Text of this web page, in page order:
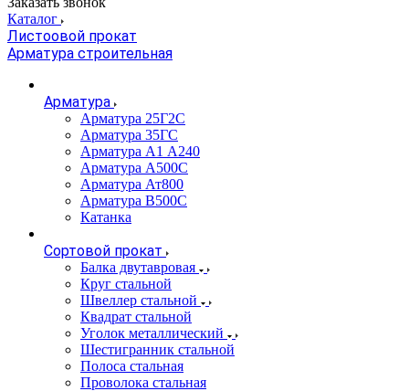
Каталог
Листоовой прокат
Арматура строительная
Арматура
Арматура 25Г2С
Арматура 35ГС
Арматура А1 А240
Арматура А500С
Арматура Ат800
Арматура В500С
Катанка
Сортовой прокат
Балка двутавровая
Круг стальной
Швеллер стальной
Квадрат стальной
Уголок металлический
Шестигранник стальной
Полоса стальная
Проволока стальная